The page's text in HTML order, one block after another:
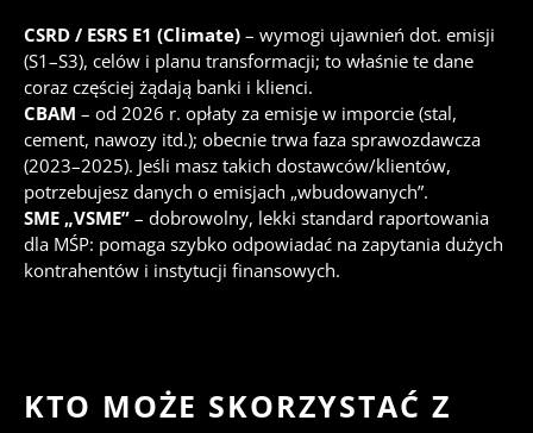
CSRD / ESRS E1 (Climate) – wymogi ujawnień dot. emisji
(S1–S3), celów i planu transformacji; to właśnie te dane
coraz częściej żądają banki i klienci.
CBAM – od 2026 r. opłaty za emisje w imporcie (stal,
cement, nawozy itd.); obecnie trwa faza sprawozdawcza
(2023–2025). Jeśli masz takich dostawców/klientów,
potrzebujesz danych o emisjach „wbudowanych”.
SME „VSME” – dobrowolny, lekki standard raportowania
dla MŚP: pomaga szybko odpowiadać na zapytania dużych
kontrahentów i instytucji finansowych.
KTO MOŻE SKORZYSTAĆ Z